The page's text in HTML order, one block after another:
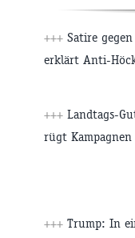
+++ Satire
erklärt Anti-
+++ Landtags-
rügt
+++ Trump: In